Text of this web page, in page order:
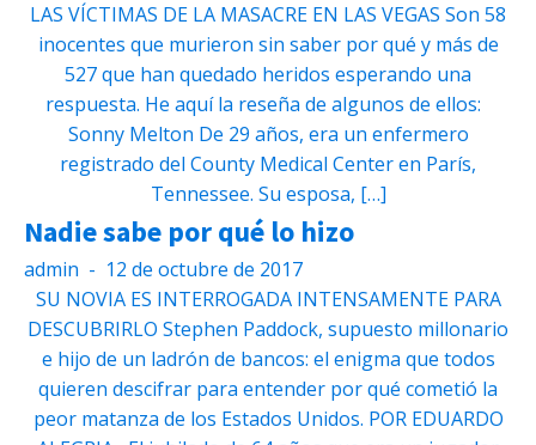
LAS VÍCTIMAS DE LA MASACRE EN LAS VEGAS Son 58
inocentes que murieron sin saber por qué y más de
527 que han quedado heridos esperando una
respuesta. He aquí la reseña de algunos de ellos:
Sonny Melton De 29 años, era un enfermero
registrado del County Medical Center en París,
Tennessee. Su esposa, […]
Nadie sabe por qué lo hizo
admin - 12 de octubre de 2017
SU NOVIA ES INTERROGADA INTENSAMENTE PARA
DESCUBRIRLO Stephen Paddock, supuesto millonario
e hijo de un ladrón de bancos: el enigma que todos
quieren descifrar para entender por qué cometió la
peor matanza de los Estados Unidos. POR EDUARDO